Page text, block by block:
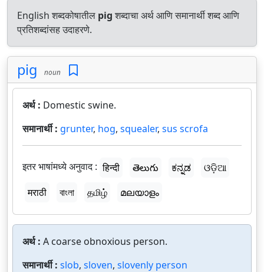
English शब्दकोषातील pigशब्दाचा अर्थ आणि समानार्थी शब्द आणि
प्रतिशब्दांसह उदाहरणे.
pig noun
अर्थ : Domestic swine.
समानार्थी : grunter, hog, squealer, sus scrofa
इतर भाषांमध्ये अनुवाद : हिन्दी తెలుగు ಕನ್ನಡ
ଓଡ଼ିଆ
मराठी
বাংলা தமிழ் മലയാളം
अर्थ : A coarse obnoxious person.
समानार्थी : slob, sloven, slovenly person